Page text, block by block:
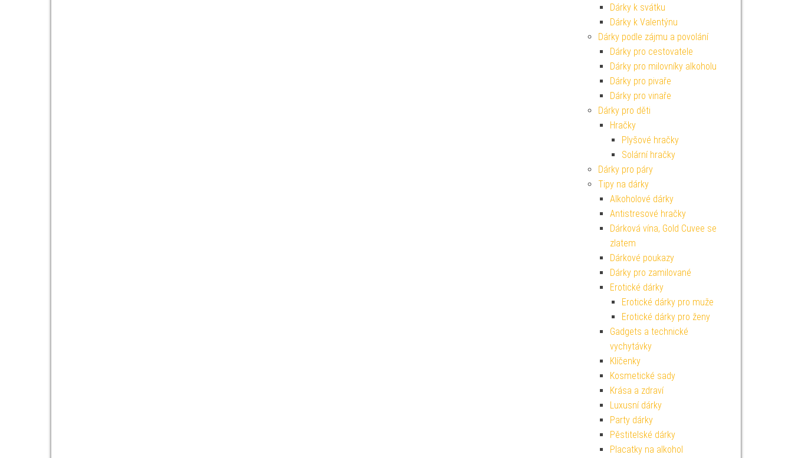
Dárky k svátku
Dárky k Valentýnu
Dárky podle zájmu a povolání
Dárky pro cestovatele
Dárky pro milovníky alkoholu
Dárky pro pivaře
Dárky pro vinaře
Dárky pro děti
Hračky
Plyšové hračky
Solární hračky
Dárky pro páry
Tipy na dárky
Alkoholové dárky
Antistresové hračky
Dárková vína, Gold Cuvee se
zlatem
Dárkové poukazy
Dárky pro zamilované
Erotické dárky
Erotické dárky pro muže
Erotické dárky pro ženy
Gadgets a technické
vychytávky
Klíčenky
Kosmetické sady
Krása a zdraví
Luxusní dárky
Party dárky
Pěstitelské dárky
Placatky na alkohol